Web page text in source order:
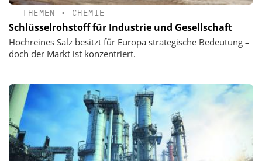
THEMEN • CHEMIE
Schlüsselrohstoff für Industrie und Gesellschaft
Hochreines Salz besitzt für Europa strategische Bedeutung –
doch der Markt ist konzentriert.